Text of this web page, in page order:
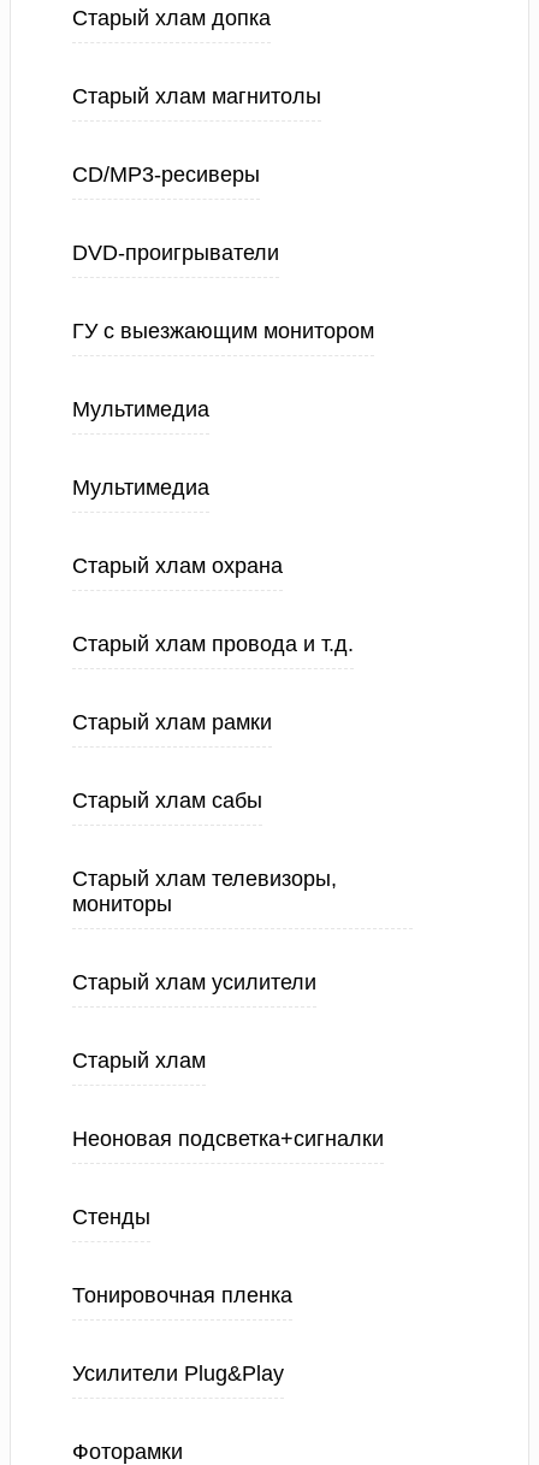
Старый хлам допка
Старый хлам магнитолы
CD/MP3-ресиверы
DVD-проигрыватели
ГУ с выезжающим монитором
Мультимедиа
Мультимедиа
Старый хлам охрана
Старый хлам провода и т.д.
Старый хлам рамки
Старый хлам сабы
Старый хлам телевизоры,
мониторы
Старый хлам усилители
Старый хлам
Неоновая подсветка+сигналки
Стенды
Тонировочная пленка
Усилители Plug&Play
Фоторамки